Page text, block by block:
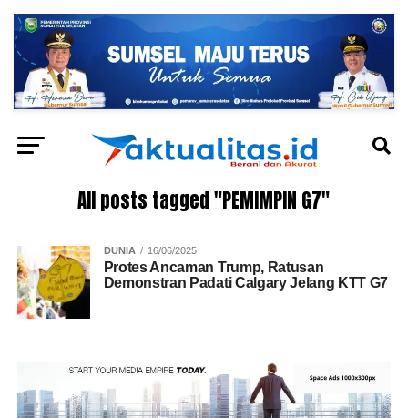
All posts tagged "PEMIMPIN G7"
DUNIA 16/06/2025
Protes Ancaman Trump, Ratusan
Demonstran Padati Calgary Jelang KTT G7